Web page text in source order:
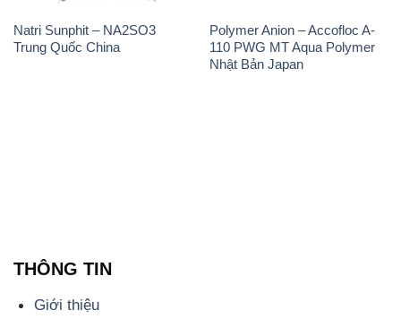
Natri Sunphit – NA2SO3
Trung Quốc China
Polymer Anion – Accofloc A-
110 PWG MT Aqua Polymer
Nhật Bản Japan
THÔNG TIN
Giới thiệu